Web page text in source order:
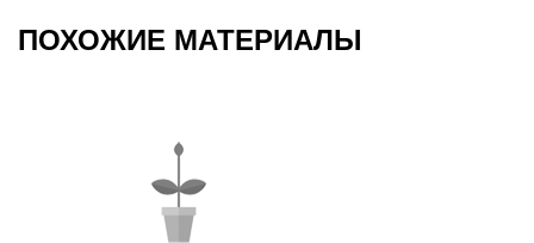
ПОХОЖИЕ МАТЕРИАЛЫ